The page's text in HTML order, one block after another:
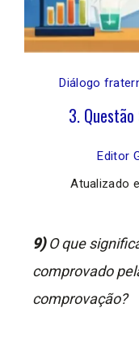
Diálogo
3.
Editor
Atualizado
9)O que
comprovado
comprovação?